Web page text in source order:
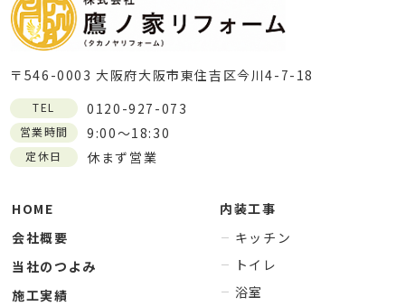
〒546-0003 大阪府大阪市東住吉区今川4-7-18
TEL 0120-927-073
営業時間 9:00～18:30
定休日 休まず営業
HOME
会社概要
当社のつよみ
施工実績
内装工事
キッチン
トイレ
浴室